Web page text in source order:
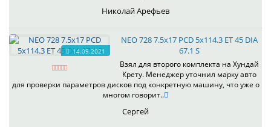
Николай Арефьев
14.09.2021
NEO 728 7.5x17 PCD 5x114.3 ET 45 DIA
67.1 S
Взял для второго комплекта на Хундай
Крету. Менеджер уточнил марку авто
для проверки параметров дисков под конкретную машину, что уже о
многом говорит..
Сергей